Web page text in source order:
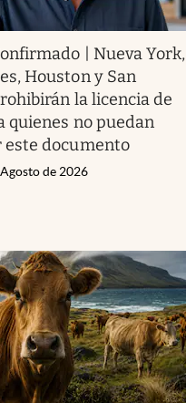
| Nueva York,
Houston y San
la licencia de
quienes no puedan
documento
de 2026